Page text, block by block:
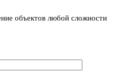
объектов любой сложности